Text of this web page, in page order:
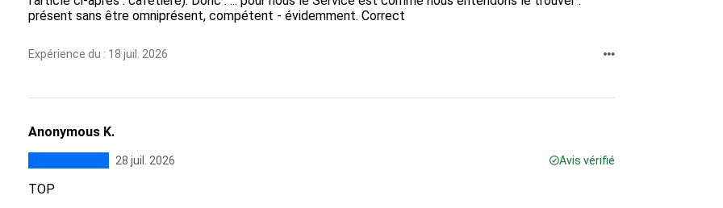
présent sans être omniprésent, compétent - évidemment. Correct
Expérience du : 18 juil. 2026
Anonymous K.
28 juil. 2026 Avis vérifié
TOP